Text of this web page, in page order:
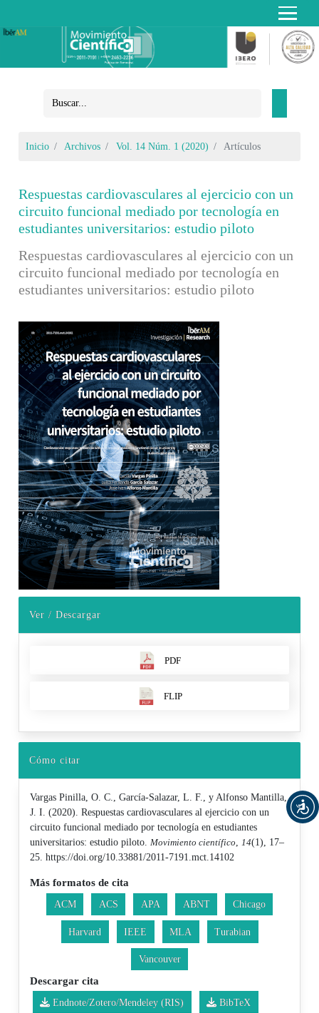
Inicio Archivos Vol. 14 Núm. 1 (2020) Artículos
Respuestas cardiovasculares al ejercicio con un
circuito funcional mediado por tecnología en
estudiantes universitarios: estudio piloto
Respuestas cardiovasculares al ejercicio con un
circuito funcional mediado por tecnología en
estudiantes universitarios: estudio piloto
Barra lateral del artículo
Ver / Descargar
PDF
FLIP
Cómo citar
Vargas Pinilla, O. C., García-Salazar, L. F., y Alfonso Mantilla,
J. I. (2020). Respuestas cardiovasculares al ejercicio con un
circuito funcional mediado por tecnología en estudiantes
universitarios: estudio piloto.Movimiento científico,14(1), 17–
25. https://doi.org/10.33881/2011-7191.mct.14102
Más formatos de cita
ACM ACS APA ABNT Chicago
Harvard IEEE MLA Turabian
Vancouver
Descargar cita
Endnote/Zotero/Mendeley (RIS) BibTeX